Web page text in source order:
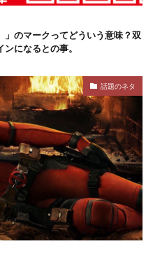
のマークってどういう意味？双
になるとの事。
話題のネタ